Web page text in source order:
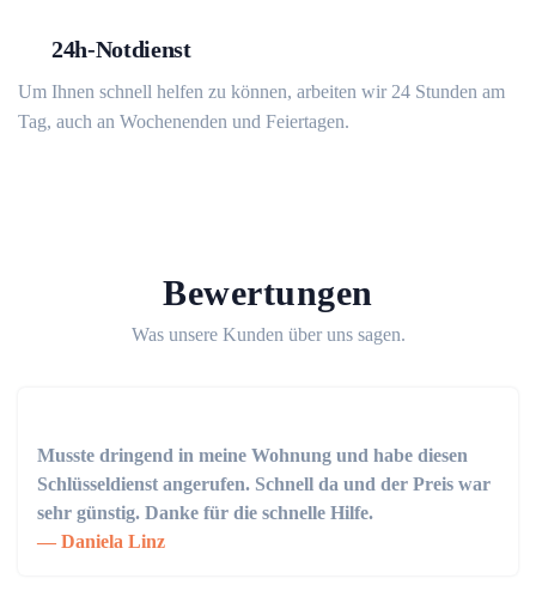
24h-Notdienst
Um Ihnen schnell helfen zu können, arbeiten wir 24 Stunden am
Tag, auch an Wochenenden und Feiertagen.
Bewertungen
Was unsere Kunden über uns sagen.
Musste dringend in meine Wohnung und habe diesen
Schlüsseldienst angerufen. Schnell da und der Preis war
sehr günstig. Danke für die schnelle Hilfe.
Daniela Linz